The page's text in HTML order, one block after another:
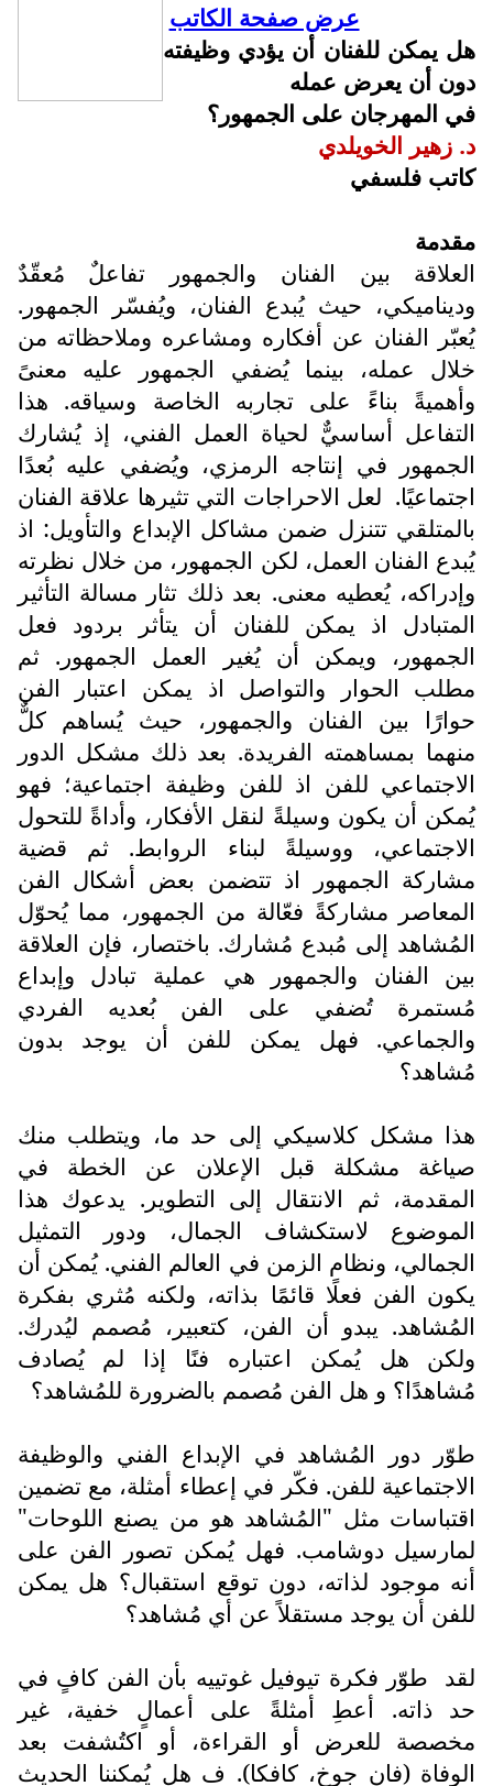
عرض صفحة الكاتب
هل يمكن للفنان أن يؤدي وظيفته
دون أن يعرض عمله
في المهرجان على الجمهور؟
د. زهير الخويلدي
كاتب فلسفي
مقدمة
العلاقة بين الفنان والجمهور تفاعلٌ مُعقّدٌ
وديناميكي، حيث يُبدع الفنان، ويُفسّر الجمهور.
يُعبّر الفنان عن أفكاره ومشاعره وملاحظاته من
خلال عمله، بينما يُضفي الجمهور عليه معنىً
وأهميةً بناءً على تجاربه الخاصة وسياقه. هذا
التفاعل أساسيٌّ لحياة العمل الفني، إذ يُشارك
الجمهور في إنتاجه الرمزي، ويُضفي عليه بُعدًا
اجتماعيًا. لعل الاحراجات التي تثيرها علاقة الفنان
بالمتلقي تتنزل ضمن مشاكل الإبداع والتأويل: اذ
يُبدع الفنان العمل، لكن الجمهور، من خلال نظرته
وإدراكه، يُعطيه معنى. بعد ذلك تثار مسالة التأثير
المتبادل اذ يمكن للفنان أن يتأثر بردود فعل
الجمهور، ويمكن أن يُغير العمل الجمهور. ثم
مطلب الحوار والتواصل اذ يمكن اعتبار الفن
حوارًا بين الفنان والجمهور، حيث يُساهم كلٌّ
منهما بمساهمته الفريدة. بعد ذلك مشكل الدور
الاجتماعي للفن اذ للفن وظيفة اجتماعية؛ فهو
يُمكن أن يكون وسيلةً لنقل الأفكار، وأداةً للتحول
الاجتماعي، ووسيلةً لبناء الروابط. ثم قضية
مشاركة الجمهور اذ تتضمن بعض أشكال الفن
المعاصر مشاركةً فعّالة من الجمهور، مما يُحوّل
المُشاهد إلى مُبدع مُشارك. باختصار، فإن العلاقة
بين الفنان والجمهور هي عملية تبادل وإبداع
مُستمرة تُضفي على الفن بُعديه الفردي
والجماعي. فهل يمكن للفن أن يوجد بدون
مُشاهد؟
هذا مشكل كلاسيكي إلى حد ما، ويتطلب منك
صياغة مشكلة قبل الإعلان عن الخطة في
المقدمة، ثم الانتقال إلى التطوير. يدعوك هذا
الموضوع لاستكشاف الجمال، ودور التمثيل
الجمالي، ونظام الزمن في العالم الفني. يُمكن أن
يكون الفن فعلًا قائمًا بذاته، ولكنه مُثري بفكرة
المُشاهد. يبدو أن الفن، كتعبير، مُصمم ليُدرك.
ولكن هل يُمكن اعتباره فنًا إذا لم يُصادف
مُشاهدًا؟ و هل الفن مُصمم بالضرورة للمُشاهد؟
طوّر دور المُشاهد في الإبداع الفني والوظيفة
الاجتماعية للفن. فكّر في إعطاء أمثلة، مع تضمين
اقتباسات مثل "المُشاهد هو من يصنع اللوحات"
لمارسيل دوشامب. فهل يُمكن تصور الفن على
أنه موجود لذاته، دون توقع استقبال؟ هل يمكن
للفن أن يوجد مستقلاً عن أي مُشاهد؟
لقد طوّر فكرة تيوفيل غوتييه بأن الفن كافٍ في
حد ذاته. أعطِ أمثلةً على أعمالٍ خفية، غير
مخصصة للعرض أو القراءة، أو اكتُشفت بعد
الوفاة (فان جوخ، كافكا). ف هل يُمكننا الحديث